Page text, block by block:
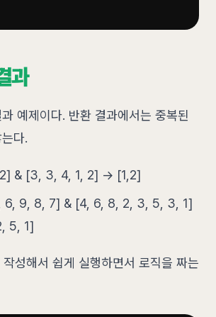
과
예제이다. 반환 결과에서는 중복된
다.
2] & [3, 3, 4, 1, 2] -> [1,2]
6, 9, 8, 7] & [4, 6, 8, 2, 3, 5, 3, 1]
5, 1]
성해서 쉽게 실행하면서 로직을 짜는